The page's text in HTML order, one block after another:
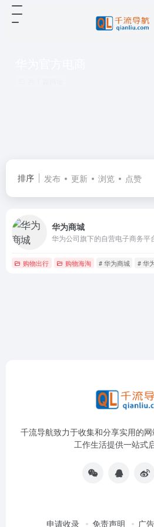
排序 发布 更新 浏览 点赞
华为商城
华为公司旗下的自营电子商务平
购物出行 购物海淘 # 华为商城 # 华
千流导航致力于收集和分享实用的
工作生活提供一站式
申请收录 免责声明 广